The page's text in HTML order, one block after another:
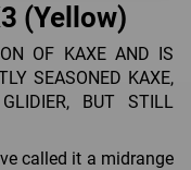
(Yellow)
OF KAXE AND IS
SEASONED KAXE,
BUT STILL
called it a midrange